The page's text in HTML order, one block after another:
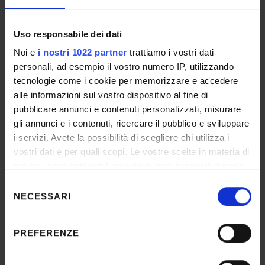
Uso responsabile dei dati
Noi e i nostri 1022 partner trattiamo i vostri dati
personali, ad esempio il vostro numero IP, utilizzando
tecnologie come i cookie per memorizzare e accedere
alle informazioni sul vostro dispositivo al fine di
pubblicare annunci e contenuti personalizzati, misurare
gli annunci e i contenuti, ricercare il pubblico e sviluppare
i servizi. Avete la possibilità di scegliere chi utilizza i
vostri dati e per quali scopi. Le vostre scelte in materia di
modificare o revocare il proprio consenso in qualsiasi
momento dalla Dichiarazione sui cookie o facendo clic
delNECESSARI
PREFERENZE
diPaola Zagatti
Discutono con l’autrice
Monica Ghidoni, Musei Civici di Verona
Anna Maria Paini, Università di Verona
Programma a cura di
Massimo Saracino e Andrea Tenca
Iniziativa realizzata dal
Museo di Storia Naturale di Verona e dal Servizio
Musei
Dipartimento Culture e Civiltà dell’Università di